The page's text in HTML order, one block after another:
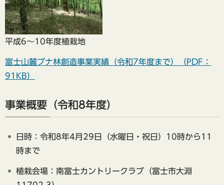
平成6～10年度植栽地
富士山麓ブナ林創造事業実績（令和7年度まで）（PDF：
91KB）
事業概要（令和8年度）
日時：令和8年4月29日（水曜日・祝日）10時から11
時まで
植栽会場：南富士カントリークラブ（富士市大淵